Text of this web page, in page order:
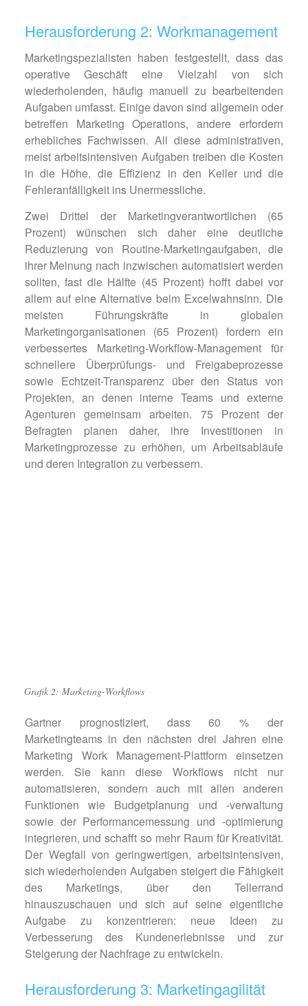
Herausforderung 2: Workmanagement
Marketingspezialisten haben festgestellt, dass das
operative Geschäft eine Vielzahl von sich
wiederholenden, häufig manuell zu bearbeitenden
Aufgaben umfasst. Einige davon sind allgemein oder
betreffen Marketing Operations, andere erfordern
erhebliches Fachwissen. All diese administrativen,
meist arbeitsintensiven Aufgaben treiben die Kosten
in die Höhe, die Effizienz in den Keller und die
Fehleranfälligkeit ins Unermessliche.
Zwei Drittel der Marketingverantwortlichen (65
Prozent) wünschen sich daher eine deutliche
Reduzierung von Routine-Marketingaufgaben, die
ihrer Meinung nach inzwischen automatisiert werden
sollten, fast die Hälfte (45 Prozent) hofft dabei vor
allem auf eine Alternative beim Excel­wahnsinn. Die
meisten Führungskräfte in globalen
Marketingorganisationen (65 Prozent) fordern ein
verbessertes Marketing-Workflow-Management für
schnellere Überprüfungs- und Freigabeprozesse
sowie Echtzeit-Transparenz über den Status von
Projekten, an denen interne Teams und externe
Agenturen gemeinsam arbeiten. 75 Prozent der
Befragten planen daher, ihre Investitionen in
Marketingprozesse zu erhöhen, um Arbeitsabläufe
und deren Integration zu verbessern.
Grafik 2: Marketing-Workflows
Gartner prognostiziert, dass 60 % der
Marketingteams in den nächsten drei Jahren eine
Marketing Work Management-Plattform einsetzen
werden. Sie kann diese Workflows nicht nur
automatisieren, sondern auch mit allen anderen
Funktionen wie Budgetplanung und -verwaltung
sowie der Performancemessung und -optimierung
integrieren, und schafft so mehr Raum für Kreativität.
Der Wegfall von geringwertigen, arbeitsintensiven,
sich wiederholenden Aufgaben steigert die Fähigkeit
des Marketings, über den Tellerrand
hinauszuschauen und sich auf seine eigentliche
Aufgabe zu konzentrieren: neue Ideen zu
Verbesserung des Kundenerlebnisse und zur
Steigerung der Nachfrage zu entwickeln.
Herausforderung 3: Marketingagilität